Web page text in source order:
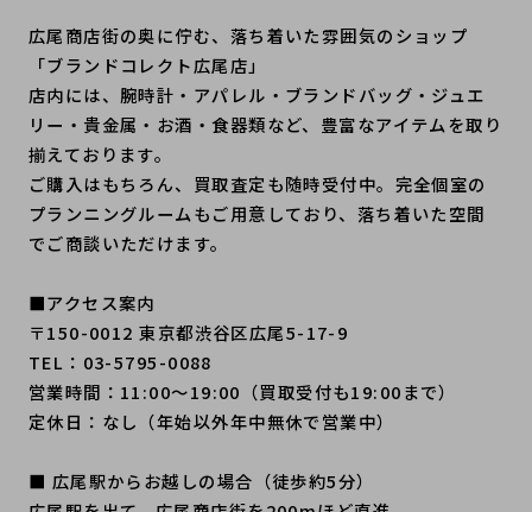
広尾商店街の奥に佇む、落ち着いた雰囲気のショップ
「ブランドコレクト広尾店」
店内には、腕時計・アパレル・ブランドバッグ・ジュエ
リー・貴金属・お酒・食器類など、豊富なアイテムを取り
揃えております。
ご購入はもちろん、買取査定も随時受付中。完全個室の
プランニングルームもご用意しており、落ち着いた空間
でご商談いただけます。
■アクセス案内
〒150-0012 東京都渋谷区広尾5-17-9
TEL：03-5795-0088
営業時間：11:00〜19:00（買取受付も19:00まで）
定休日：なし（年始以外年中無休で営業中）
■ 広尾駅からお越しの場合（徒歩約5分）